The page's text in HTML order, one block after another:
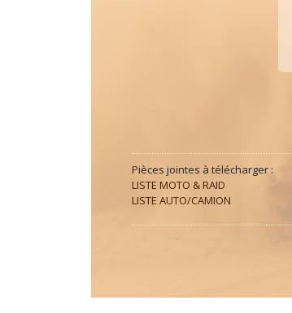
Pièces jointes à télécharger :
LISTE MOTO & RAID
LISTE AUTO/CAMION